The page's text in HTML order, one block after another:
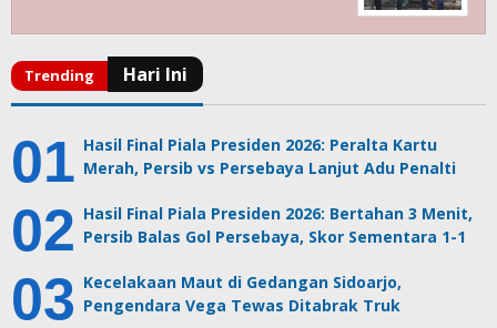
Hasil Final Piala Presiden 2026: Peralta Kartu
Merah, Persib vs Persebaya Lanjut Adu Penalti
Hasil Final Piala Presiden 2026: Bertahan 3 Menit,
Persib Balas Gol Persebaya, Skor Sementara 1-1
Kecelakaan Maut di Gedangan Sidoarjo,
Pengendara Vega Tewas Ditabrak Truk